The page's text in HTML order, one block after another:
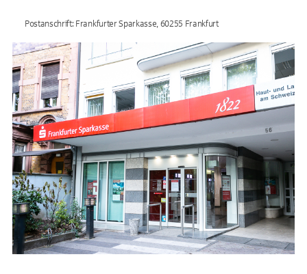
Postanschrift: Frankfurter Sparkasse, 60255 Frankfurt